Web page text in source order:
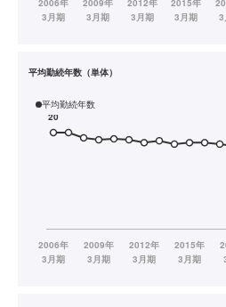
平均勤続年数（単体）
平均勤続年数